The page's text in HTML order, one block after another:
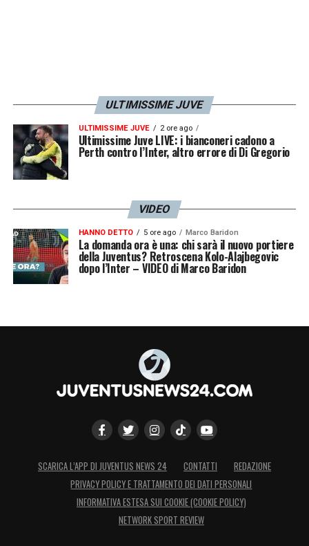
ULTIMISSIME JUVE
ULTIMISSIME JUVE 2 ore ago
Ultimissime Juve LIVE: i bianconeri cadono a
Perth contro l’Inter, altro errore di Di Gregorio
VIDEO
HANNO DETTO 5 ore ago Marco Baridon
La domanda ora è una: chi sarà il nuovo portiere
della Juventus? Retroscena Kolo-Alajbegovic
dopo l’Inter – VIDEO di Marco Baridon
SCARICA L’APP DI JUVENTUS NEWS 24 CONTATTI
REDAZIONE
PRIVACY POLICY E TRATTAMENTO DEI DATI PERSONALI
INFORMATIVA ESTESA SUI COOKIE (COOKIE POLICY)
NETWORK SPORT REVIEW